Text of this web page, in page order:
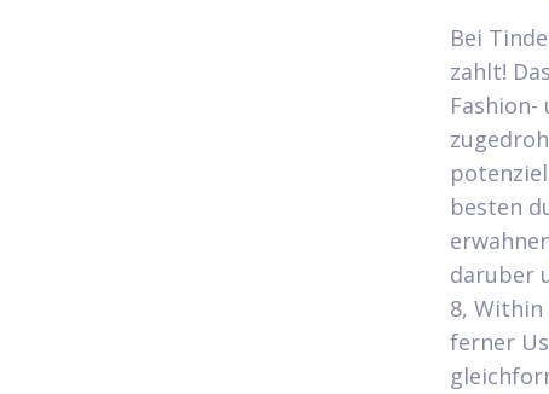
Bei
zahlt!
besten
daruber
8,
ferner